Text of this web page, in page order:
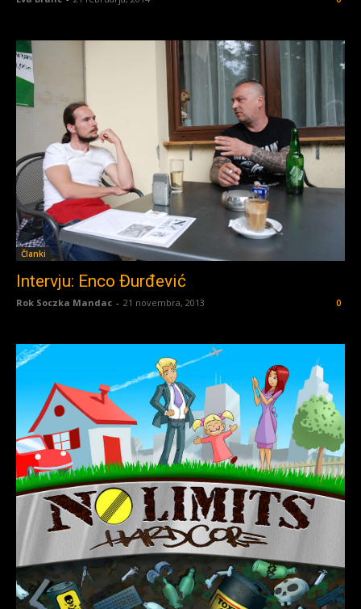
Članki
Intervju: Enco Đurđević
Rok Soczka Mandac - 21 novembra, 2013 0